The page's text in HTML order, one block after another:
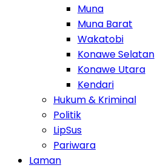
Muna
Muna Barat
Wakatobi
Konawe Selatan
Konawe Utara
Kendari
Hukum & Kriminal
Politik
LipSus
Pariwara
Laman